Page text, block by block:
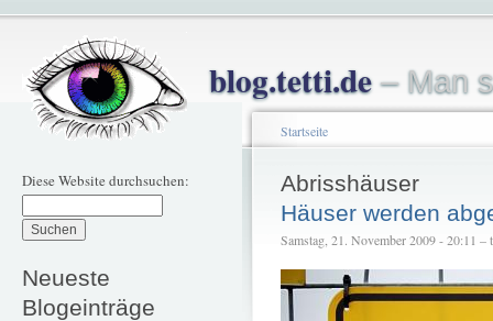
blog.tetti.de– Man
Diese Website durchsuchen:
Neueste
Blogeinträge
Startseite
Abrisshäuser
Häuser werden
Samstag, 21. November 2009 - 20:11 –